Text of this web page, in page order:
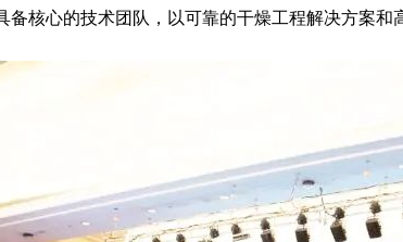
核心的技术团队，以可靠的干燥工程解决方案和